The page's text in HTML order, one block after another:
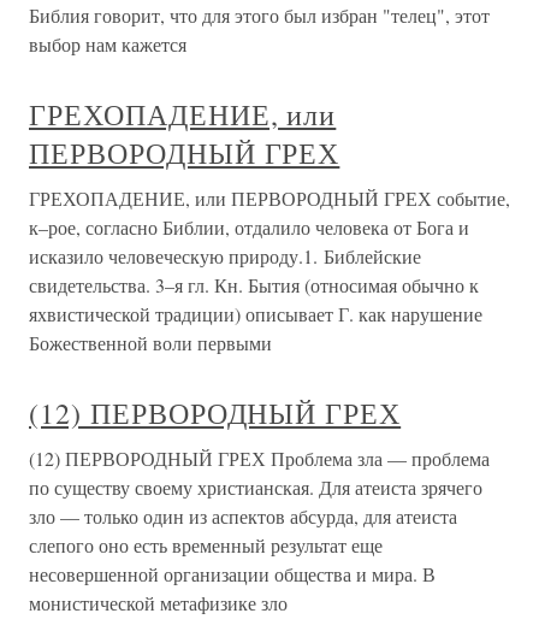
Библия говорит, что для этого был избран "телец", этот
выбор нам кажется
ГРЕХОПАДЕНИЕ, или
ПЕРВОРОДНЫЙ ГРЕХ
ГРЕХОПАДЕНИЕ, или ПЕРВОРОДНЫЙ ГРЕХ событие,
к–рое, согласно Библии, отдалило человека от Бога и
исказило человеческую природу.1. Библейские
свидетельства. 3–я гл. Кн. Бытия (относимая обычно к
яхвистической традиции) описывает Г. как нарушение
Божественной воли первыми
(12) ПЕРВОРОДНЫЙ ГРЕХ
(12) ПЕРВОРОДНЫЙ ГРЕХ Проблема зла — проблема
по существу своему христианская. Для атеиста зрячего
зло — только один из аспектов абсурда, для атеиста
слепого оно есть временный результат еще
несовершенной организации общества и мира. В
монистической метафизике зло